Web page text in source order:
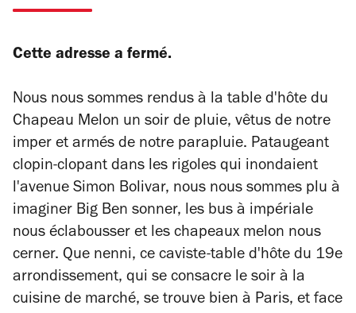
Cette adresse a fermé.
Nous nous sommes rendus à la table d'hôte du
Chapeau Melon un soir de pluie, vêtus de notre
imper et armés de notre parapluie. Pataugeant
clopin-clopant dans les rigoles qui inondaient
l'avenue Simon Bolivar, nous nous sommes plu à
imaginer Big Ben sonner, les bus à impériale
nous éclabousser et les chapeaux melon nous
cerner. Que nenni, ce caviste-table d'hôte du 19e
arrondissement, qui se consacre le soir à la
cuisine de marché, se trouve bien à Paris, et face